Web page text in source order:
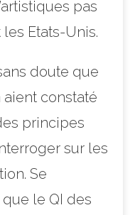
pas
Etats-Unis.
doute que
constaté
principes
sur les
Se
le QI des